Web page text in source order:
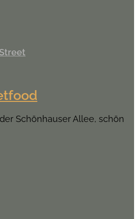
Street
Schönhauser Allee, schön